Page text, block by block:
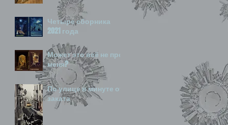
Четыре сборника
2021 года
Может это всё не про
меня?
По улице в минуте от
заката